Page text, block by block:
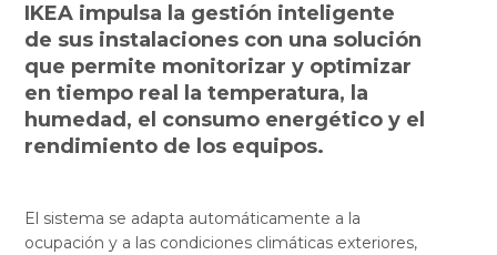
IKEA impulsa la gestión inteligente
de sus instalaciones con una solución
que permite monitorizar y optimizar
en tiempo real la temperatura, la
humedad, el consumo energético y el
rendimiento de los equipos.
El sistema se adapta automáticamente a la
ocupación y a las condiciones climáticas exteriores,